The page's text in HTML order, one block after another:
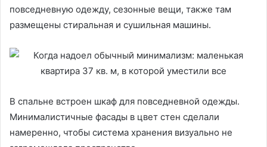
повседневную одежду, сезонные вещи, также там
размещены стиральная и сушильная машины.
В спальне встроен шкаф для повседневной одежды.
Минималистичные фасады в цвет стен сделали
намеренно, чтобы система хранения визуально не